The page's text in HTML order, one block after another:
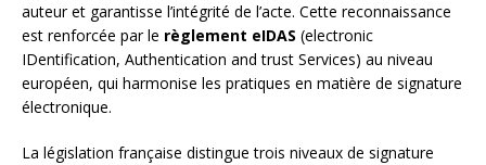
auteur et garantisse l’intégrité de l’acte. Cette reconnaissance
est renforcée par le règlement eIDAS (electronic
IDentification, Authentication and trust Services) au niveau
européen, qui harmonise les pratiques en matière de signature
électronique.
La législation française distingue trois niveaux de signature